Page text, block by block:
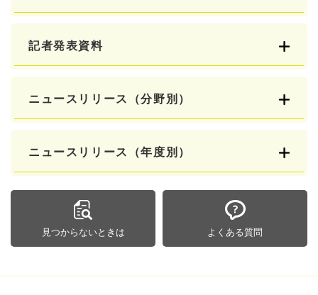
記者発表資料
ニュースリリース（分野別）
ニュースリリース（年度別）
見つからないときは よくある質問